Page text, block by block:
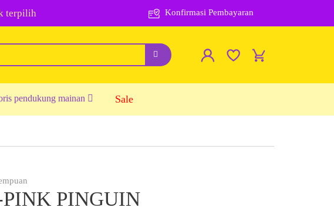
terpilih Konfirmasi Pembayaran
pendukung mainan Sale
PINGUIN